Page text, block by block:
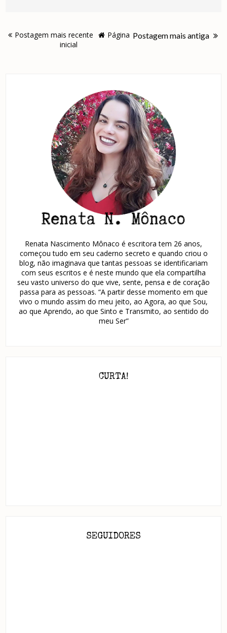
Postagem mais recente Postagem mais antiga
Página
inicial
Renata Nascimento Mônaco é escritora tem 26 anos,
começou tudo em seu caderno secreto e quando criou o
blog, não imaginava que tantas pessoas se identificariam
com seus escritos e é neste mundo que ela compartilha
seu vasto universo do que vive, sente, pensa e de coração
passa para as pessoas. “A partir desse momento em que
vivo o mundo assim do meu jeito, ao Agora, ao que Sou,
ao que Aprendo, ao que Sinto e Transmito, ao sentido do
meu Ser”
CURTA!
SEGUIDORES